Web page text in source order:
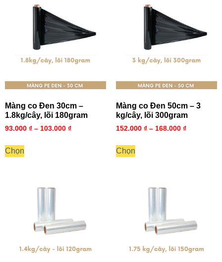
Màng co Đen 30cm –
1.8kg/cây, lõi 180gram
93.000 ₫ – 103.000 ₫
Chọn
Màng co Đen 50cm – 3
kg/cây, lõi 300gram
152.000 ₫ – 168.000 ₫
Chọn